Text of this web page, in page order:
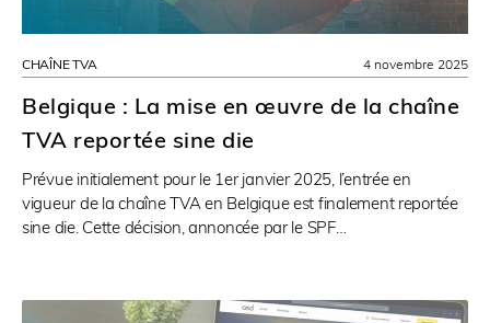
CHAÎNE TVA
Belgique : La mise en œuvre de la chaîne
TVA reportée sine die
Prévue initialement pour le 1er janvier 2025, l’entrée en
vigueur de la chaîne TVA en Belgique est finalement reportée
sine die. Cette décision, annoncée par le SPF…
4 novembre 2025